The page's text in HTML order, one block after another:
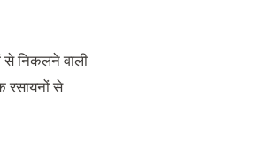
से निकलने वाली
रसायनों से